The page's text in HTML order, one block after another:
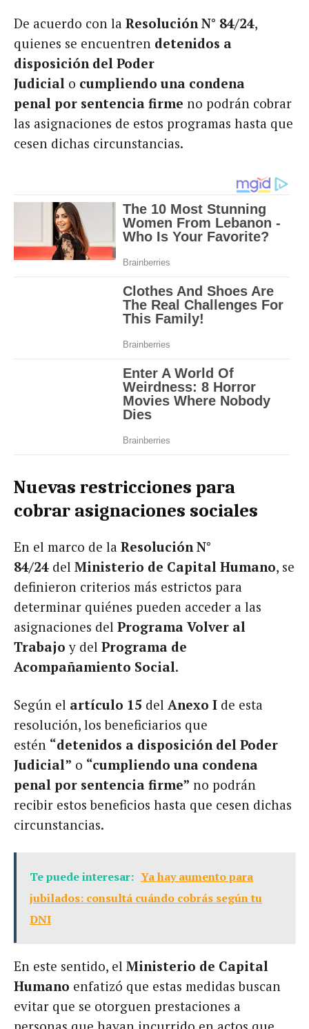
De acuerdo con la Resolución N° 84/24,
quienes se encuentren detenidos a
disposición del Poder
Judicial o cumpliendo una condena
penal por sentencia firme no podrán cobrar
las asignaciones de estos programas hasta que
cesen dichas circunstancias.
Nuevas restricciones para
cobrar asignaciones sociales
En el marco de la Resolución N°
84/24 del Ministerio de Capital Humano, se
definieron criterios más estrictos para
determinar quiénes pueden acceder a las
asignaciones del Programa Volver al
Trabajo y del Programa de
Acompañamiento Social.
Según el artículo 15 del Anexo I de esta
resolución, los beneficiarios que
estén “detenidos a disposición del Poder
Judicial” o “cumpliendo una condena
penal por sentencia firme” no podrán
recibir estos beneficios hasta que cesen dichas
circunstancias.
Te puede interesar: Ya hay aumento para
jubilados: consultá cuándo cobrás según tu
DNI
En este sentido, el Ministerio de Capital
Humano enfatizó que estas medidas buscan
evitar que se otorguen prestaciones a